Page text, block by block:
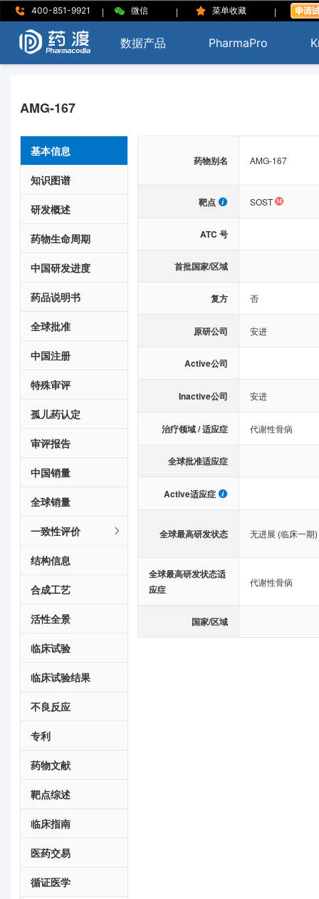
400-851-9921 | 微信 | 菜单收藏 |
数据产品 PharmaPro
AMG-167
基本信息
知识图谱
研发概述
药物生命周期
中国研发进度
药品说明书
全球批准
中国注册
特殊审评
孤儿药认定
审评报告
中国销量
全球销量
一致性评价
结构信息
合成工艺
活性全景
临床试验
临床试验结果
不良反应
专利
药物文献
靶点综述
临床指南
医药交易
循证医学
药物别名 AMG-167
靶点 SOST
ATC 号
首批国家/区域
复方 否
原研公司 安进
Active公司
Inactive公司 安进
治疗领域 / 适应症 代谢性骨病
全球批准适应症
Active适应症
全球最高研发状态 无进展 (临床一期)
全球最高研发状态适
应症
代谢性骨病
国家/区域